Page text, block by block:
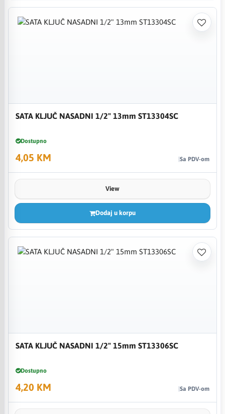
SATA KLJUČ NASADNI 1/2" 13mm ST13304SC
Dostupno
4,05 KM Sa PDV-om
View
Dodaj u korpu
SATA KLJUČ NASADNI 1/2" 15mm ST13306SC
Dostupno
4,20 KM Sa PDV-om